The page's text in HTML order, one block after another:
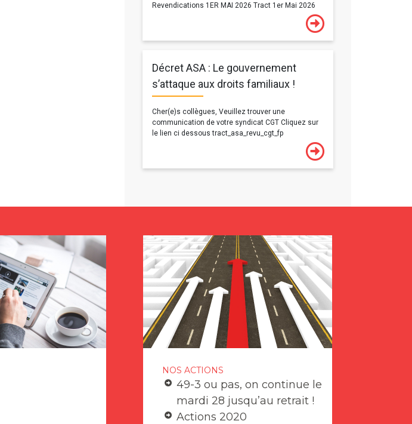
Revendications 1ER MAI 2026 Tract 1er Mai 2026
Décret ASA : Le gouvernement
s’attaque aux droits familiaux !
Cher(e)s collègues, Veuillez trouver une
communication de votre syndicat CGT Cliquez sur
le lien ci dessous tract_asa_revu_cgt_fp
NOS ACTIONS
49-3 ou pas, on continue le
mardi 28 jusqu’au retrait !
Actions 2020